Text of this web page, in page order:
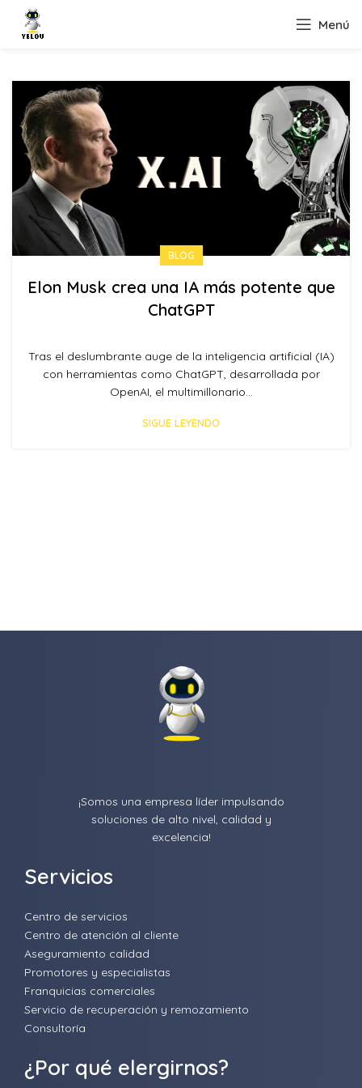
Menú
BLOG
Elon Musk crea una IA más potente que
ChatGPT
Tras el deslumbrante auge de la inteligencia artificial (IA)
con herramientas como ChatGPT, desarrollada por
OpenAI, el multimillonario...
SIGUE LEYENDO
¡Somos una empresa líder impulsando
soluciones de alto nivel, calidad y
excelencia!
Servicios
Centro de servicios
Centro de atención al cliente
Aseguramiento calidad
Promotores y especialistas
Franquicias comerciales
Servicio de recuperación y remozamiento
Consultoría
¿Por qué elergirnos?